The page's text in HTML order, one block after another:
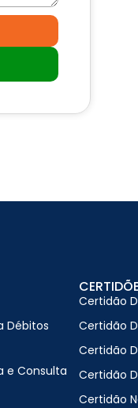
Débitos
e Consulta
Certidão
Certidão
Certidão
Certidão
Certidão